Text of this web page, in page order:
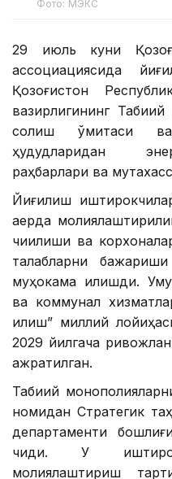
Фото: МЭКС
29 июль куни
ассоциациясида
Қозоғистон
вазирлигининг
солиш қўмитаси
ҳудудларидан
раҳбарлари ва
Йиғилиш
қаерда
чиқилиши ва
талабларни
муҳокама қилишди.
ва коммунал
қилиш” миллий
2029 йилгача
ажратилган.
Табиий
номидан Стратегик
департаменти
чиқди. У
молиялаштириш